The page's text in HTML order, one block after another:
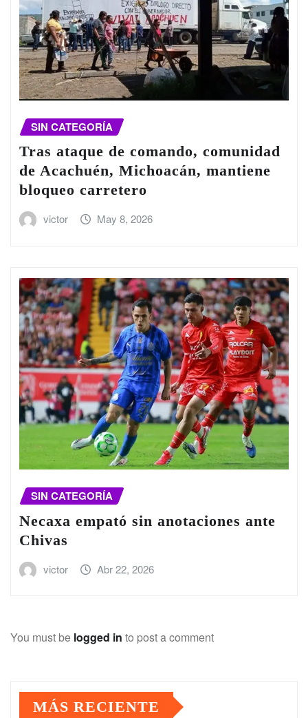
SIN CATEGORÍA
Tras ataque de comando, comunidad
de Acachuén, Michoacán, mantiene
bloqueo carretero
victor May 8, 2026
SIN CATEGORÍA
Necaxa empató sin anotaciones ante
Chivas
victor Abr 22, 2026
You must be logged in to post a comment
MÁS RECIENTE